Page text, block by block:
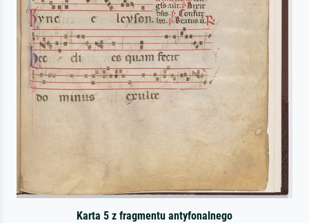
Karta 5 z fragmentu antyfonalnego